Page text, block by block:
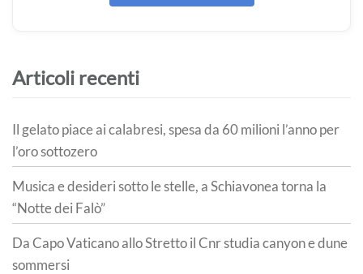
Articoli recenti
Il gelato piace ai calabresi, spesa da 60 milioni l’anno per
l’oro sottozero
Musica e desideri sotto le stelle, a Schiavonea torna la
“Notte dei Falò”
Da Capo Vaticano allo Stretto il Cnr studia canyon e dune
sommersi